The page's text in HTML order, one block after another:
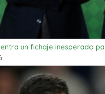
un fichaje inesperado